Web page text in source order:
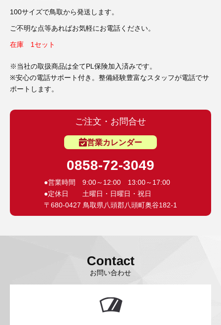
100サイズで鳥取から発送します。
ご不明な点等あればお気軽にお電話ください。
在庫 1セット
※当社の取扱商品は全てPL保険加入済みです。
※安心の電話サポート付き。整備経験豊富なスタッフが電話でサ
ポートします。
ご注文・お問合せ
営業カレンダー
0858-72-3049
●営業時間 9:00～12:00 13:00～17:00
●定休日 土曜日・日曜日・祝日
〒680-0427 鳥取県八頭郡八頭町奥谷182-1
Contact
お問い合わせ